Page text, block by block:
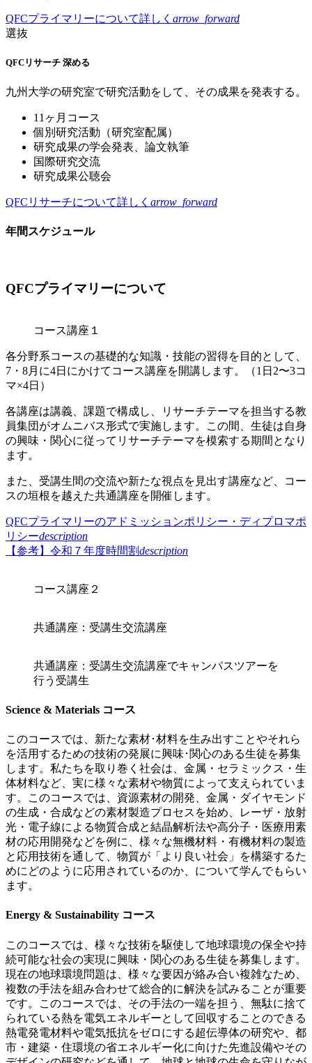
QFCプライマリーについて詳しく arrow_forward
選抜
QFCリサーチ 深める
九州大学の研究室で研究活動をして、その成果を発表する。
11ヶ月コース
個別研究活動（研究室配属）
研究成果の学会発表、論文執筆
国際研究交流
研究成果公聴会
QFCリサーチについて詳しく arrow_forward
年間スケジュール
QFCプライマリーについて
コース講座１
各分野系コースの基礎的な知識・技能の習得を目的として、
7・8月に4日にかけてコース講座を開講します。（1日2〜3コ
マ×4日）
各講座は講義、課題で構成し、リサーチテーマを担当する教
員集団がオムニバス形式で実施します。この間、生徒は自身
の興味・関心に従ってリサーチテーマを模索する期間となり
ます。
また、受講生間の交流や新たな視点を見出す講座など、コー
スの垣根を越えた共通講座を開催します。
QFCプライマリーのアドミッションポリシー・ディプロマポ
リシーdescription
【参考】令和７年度時間割description
コース講座２
共通講座：受講生交流講座
共通講座：受講生交流講座でキャンパスツアーを
行う受講生
Science & Materials コース
このコースでは、新たな素材･材料を生み出すことやそれら
を活用するための技術の発展に興味･関心のある生徒を募集
します。私たちを取り巻く社会は、金属・セラミックス・生
体材料など、実に様々な素材や物質によって支えられていま
す。このコースでは、資源素材の開発、金属・ダイヤモンド
の生成・合成などの素材製造プロセスを始め、レーザ・放射
光・電子線による物質合成と結晶解析法や高分子・医療用素
材の応用開発などを例に、様々な無機材料・有機材料の製造
と応用技術を通して、物質が「より良い社会」を構築するた
めにどのように応用されているのか、について学んでもらい
ます。
Energy & Sustainability コース
このコースでは、様々な技術を駆使して地球環境の保全や持
続可能な社会の実現に興味・関心のある生徒を募集します。
現在の地球環境問題は、様々な要因が絡み合い複雑なため、
複数の手法を組み合わせて総合的に解決を試みることが重要
です。このコースでは、その手法の一端を担う、無駄に捨て
られている熱を電気エネルギーとして回収することのできる
熱電発電材料や電気抵抗をゼロにする超伝導体の研究や、都
市・建築・住環境の省エネルギー化に向けた先進設備やその